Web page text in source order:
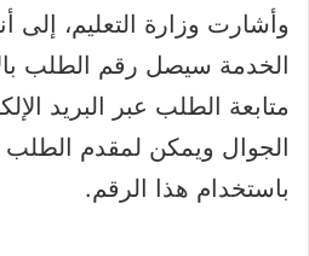
وأشارت وزارة التعليم، إلى
الخدمة سيصل رقم الطلب
متابعة الطلب عبر البريد
الجوال ويمكن لمقدم الطلب
باستخدام هذا الرقم.